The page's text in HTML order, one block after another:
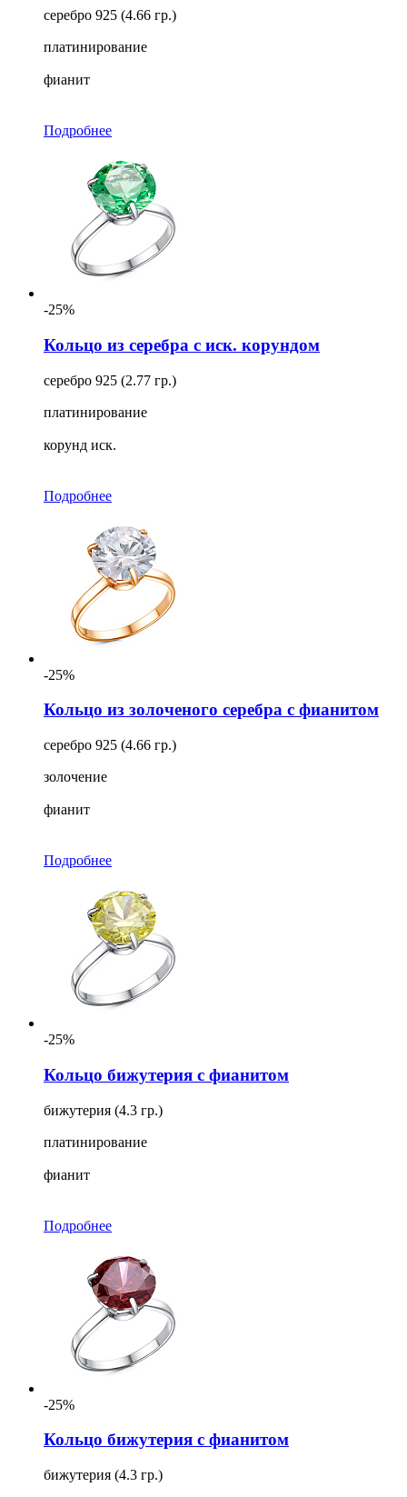
серебро 925 (4.66 гр.)
платинирование
фианит
Подробнее
-25%
Кольцо из серебра с иск. корундом
серебро 925 (2.77 гр.)
платинирование
корунд иск.
Подробнее
-25%
Кольцо из золоченого серебра с фианитом
серебро 925 (4.66 гр.)
золочение
фианит
Подробнее
-25%
Кольцо бижутерия с фианитом
бижутерия (4.3 гр.)
платинирование
фианит
Подробнее
-25%
Кольцо бижутерия с фианитом
бижутерия (4.3 гр.)